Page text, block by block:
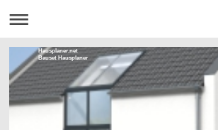
Hausplaner.net
Bauset Hausplaner